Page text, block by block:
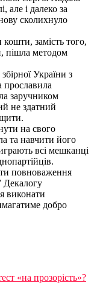
але і далеко за
сколихнуло
замість того,
пішла методом
України з
прославила
заручником
не здатний
на свого
та навчити його
всі мешканці
повноваження
Декалогу
виконати
добро
«на прозорість»?